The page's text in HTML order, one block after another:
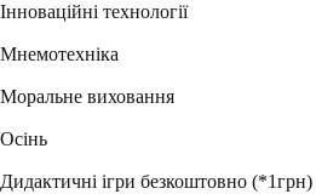
Інноваційні технології
Мнемотехніка
Моральне виховання
Осінь
Дидактичні ігри безкоштовно (*1грн)